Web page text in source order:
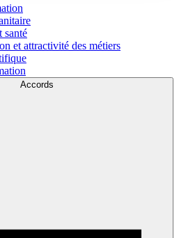
santé
et attractivité des métiers
Accords